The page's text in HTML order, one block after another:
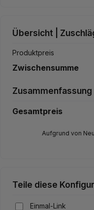
Übersicht |
Produktpreis
Zwischensumme
Zusammenfassung
Gesamtpreis
Aufgrund von
Teile diese
Einmal-Link